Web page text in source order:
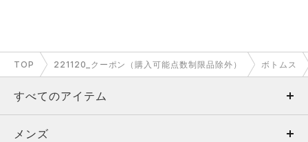
TOP 221120_クーポン（購入可能点数制限品除外） ボトムス
すべてのアイテム
メンズ
メンズ